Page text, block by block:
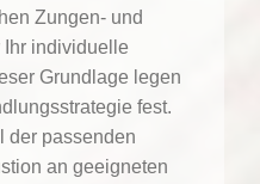
Zungen- und
individuelle
Grundlage legen
fest.
der passenden
an geeigneten